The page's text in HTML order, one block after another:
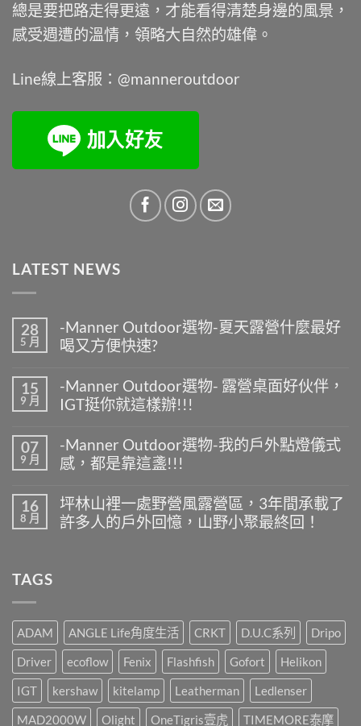
總是要把路走得更遠，才能看得清楚身邊的風景，
感受週遭的溫情，領略大自然的雄偉。
Line線上客服：@manneroutdoor
LATEST NEWS
28
5 月
-Manner Outdoor選物-夏天露營什麼最好
喝又方便快速?
Manner
Outdoor
夏
天
露
什
麼
最
好
中
無
留
言
15
9 月
-Manner Outdoor選物- 露營桌面好伙伴，
IGT挺你就這樣辦!!!
Manner
Outdoor
選
露
營
桌
這
樣
辦!!!〉
中
無
留
言
07
9 月
-Manner Outdoor選物-我的戶外點燈儀式
感，都是靠這盞!!!
〈-
Manner
Outdoor
選
燈
式
感，
都
是
靠
這
無
留
言
16
8 月
坪林山裡一處野營風露營區，3年間承載了
許多人的戶外回憶，山野小聚最終回！
處
營
露
營
區，
3
年
TAGS
ADAM ANGLE Life角度生活 CRKT D.U.C系列
Dripo
Driver
ecoflow Fenix Flashfish Gofort
Helikon
IGT
kershaw kitelamp Leatherman
Ledlenser
MAD2000W
Olight OneTigris壹虎 TIMEMORE泰摩